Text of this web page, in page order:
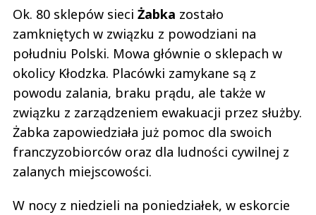
Ok. 80 sklepów sieci Żabka zostało
zamkniętych w związku z powodziani na
południu Polski. Mowa głównie o sklepach w
okolicy Kłodzka. Placówki zamykane są z
powodu zalania, braku prądu, ale także w
związku z zarządzeniem ewakuacji przez służby.
Żabka zapowiedziała już pomoc dla swoich
franczyzobiorców oraz dla ludności cywilnej z
zalanych miejscowości.
W nocy z niedzieli na poniedziałek, w eskorcie